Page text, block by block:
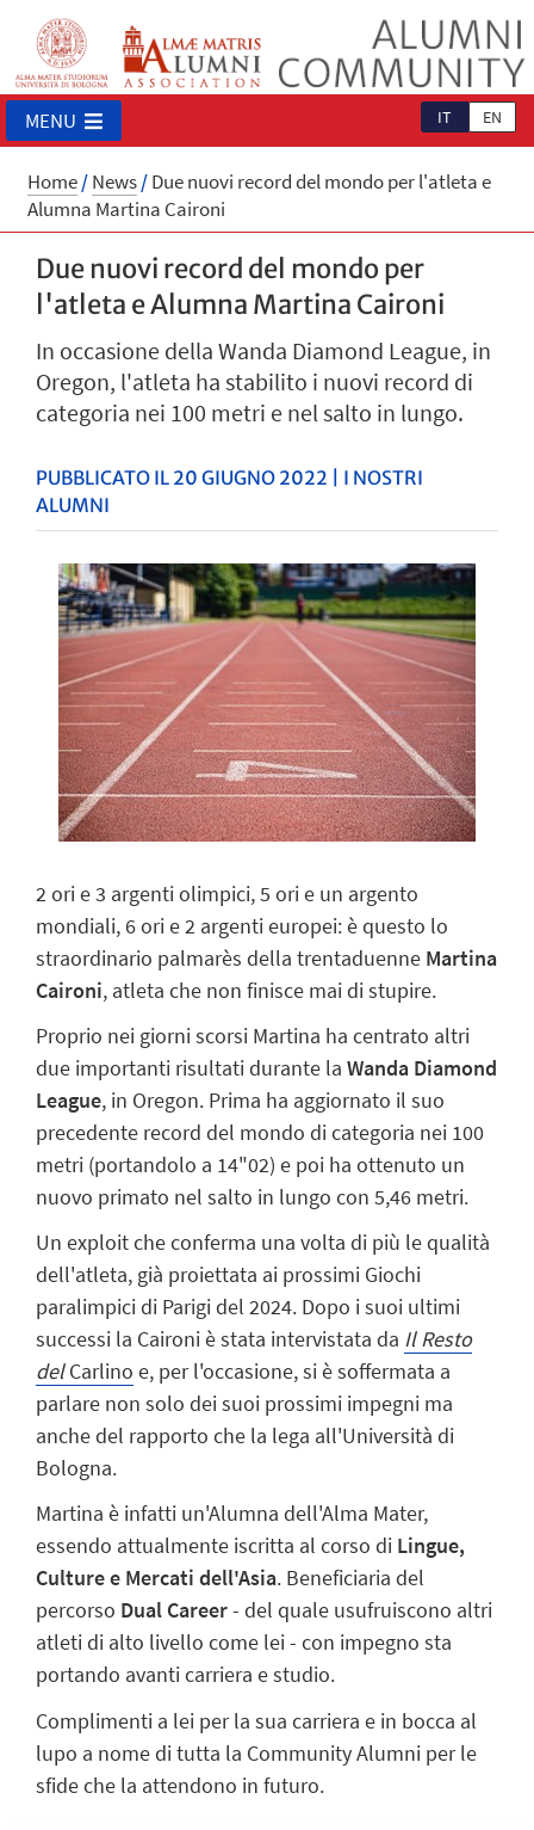
IT EN
MENU
Home/News/Due nuovi record del mondo per l'atleta e
Alumna Martina Caironi
Due nuovi record del mondo per
l'atleta e Alumna Martina Caironi
In occasione della Wanda Diamond League, in
Oregon, l'atleta ha stabilito i nuovi record di
categoria nei 100 metri e nel salto in lungo.
PUBBLICATO IL 20 GIUGNO 2022 | I NOSTRI
ALUMNI
2 ori e 3 argenti olimpici, 5 ori e un argento
mondiali, 6 ori e 2 argenti europei: è questo lo
straordinario palmarès della trentaduenne Martina
Caironi, atleta che non finisce mai di stupire.
Proprio nei giorni scorsi Martina ha centrato altri
due importanti risultati durante la Wanda Diamond
League, in Oregon. Prima ha aggiornato il suo
precedente record del mondo di categoria nei 100
metri (portandolo a 14"02) e poi ha ottenuto un
nuovo primato nel salto in lungo con 5,46 metri.
Un exploit che conferma una volta di più le qualità
dell'atleta, già proiettata ai prossimi Giochi
paralimpici di Parigi del 2024. Dopo i suoi ultimi
successi la Caironi è stata intervistata da Il Resto
delCarlino e, per l'occasione, si è soffermata a
parlare non solo dei suoi prossimi impegni ma
anche del rapporto che la lega all'Università di
Bologna.
Martina è infatti un'Alumna dell'Alma Mater,
essendo attualmente iscritta al corso di Lingue,
Culture e Mercati dell'Asia. Beneficiaria del
percorso Dual Career- del quale usufruiscono altri
atleti di alto livello come lei - con impegno sta
portando avanti carriera e studio.
Complimenti a lei per la sua carriera e in bocca al
lupo a nome di tutta la Community Alumni per le
sfide che la attendono in futuro.